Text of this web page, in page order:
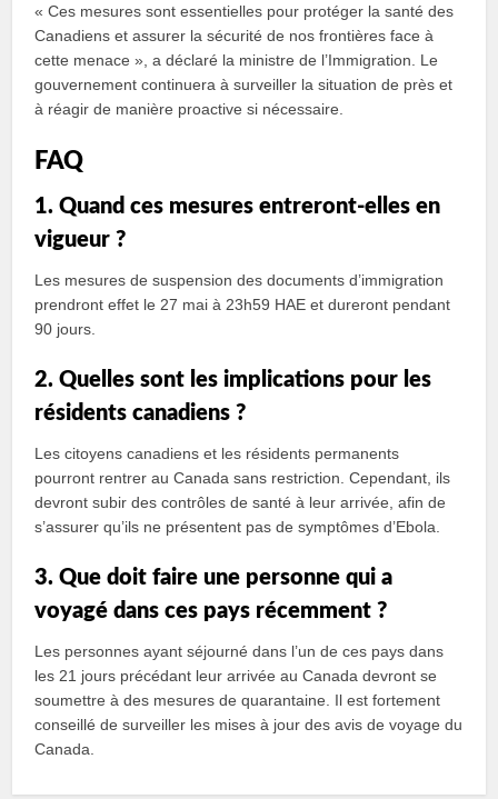
« Ces mesures sont essentielles pour protéger la santé des
Canadiens et assurer la sécurité de nos frontières face à
cette menace », a déclaré la ministre de l’Immigration. Le
gouvernement continuera à surveiller la situation de près et
à réagir de manière proactive si nécessaire.
FAQ
1. Quand ces mesures entreront-elles en
vigueur ?
Les mesures de suspension des documents d’immigration
prendront effet le 27 mai à 23h59 HAE et dureront pendant
90 jours.
2. Quelles sont les implications pour les
résidents canadiens ?
Les citoyens canadiens et les résidents permanents
pourront rentrer au Canada sans restriction. Cependant, ils
devront subir des contrôles de santé à leur arrivée, afin de
s’assurer qu’ils ne présentent pas de symptômes d’Ebola.
3. Que doit faire une personne qui a
voyagé dans ces pays récemment ?
Les personnes ayant séjourné dans l’un de ces pays dans
les 21 jours précédant leur arrivée au Canada devront se
soumettre à des mesures de quarantaine. Il est fortement
conseillé de surveiller les mises à jour des avis de voyage du
Canada.